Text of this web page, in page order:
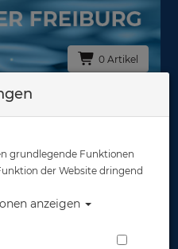
0 Artikel
grundlegende Funktionen
der Website dringend
anzeigen